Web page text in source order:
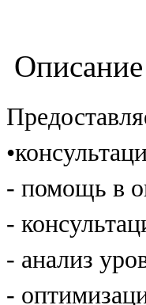
- помощь в
-
- анализ
-